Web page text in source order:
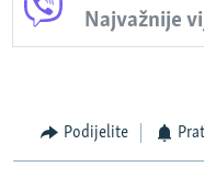
Najvažnije
Podijelite